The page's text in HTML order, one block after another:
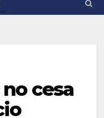
cesa